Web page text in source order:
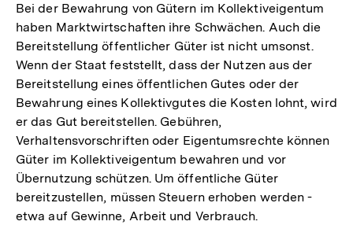
Bei der Bewahrung von Gütern im Kollektiveigentum
haben Marktwirtschaften ihre Schwächen. Auch die
Bereitstellung öffentlicher Güter ist nicht umsonst.
Wenn der Staat feststellt, dass der Nutzen aus der
Bereitstellung eines öffentlichen Gutes oder der
Bewahrung eines Kollektivgutes die Kosten lohnt, wird
er das Gut bereitstellen. Gebühren,
Verhaltensvorschriften oder Eigentumsrechte können
Güter im Kollektiveigentum bewahren und vor
Übernutzung schützen. Um öffentliche Güter
bereitzustellen, müssen Steuern erhoben werden -
etwa auf Gewinne, Arbeit und Verbrauch.